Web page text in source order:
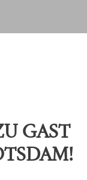
GAST